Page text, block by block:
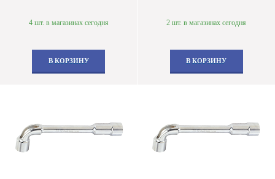
4 шт. в магазинах сегодня
В КОРЗИНУ
2 шт. в магазинах сегодня
В КОРЗИНУ